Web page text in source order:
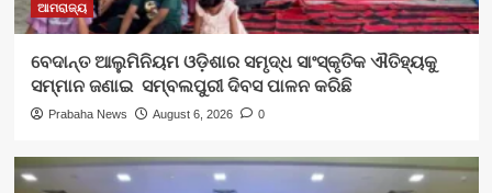
ଆମରାଜ୍ୟ
ବେଦାନ୍ତ ଆଲୁମିନିୟମ ଓଡ଼ିଶାର ସମୃଦ୍ଧ ସାଂସ୍କୃତିକ ଐତିହ୍ୟକୁ
ସମ୍ମାନ ଜଣାଇ ସମ୍ବଲପୁରୀ ଦିବସ ପାଳନ କରିଛି
Prabaha News August 6, 2026 0